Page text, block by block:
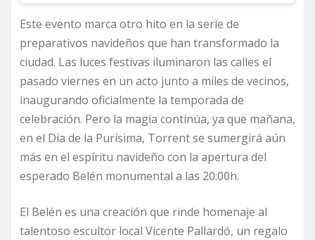
Este evento marca otro hito en la serie de
preparativos navideños que han transformado la
ciudad. Las luces festivas iluminaron las calles el
pasado viernes en un acto junto a miles de vecinos,
inaugurando oficialmente la temporada de
celebración. Pero la magia continúa, ya que mañana,
en el Día de la Purísima, Torrent se sumergirá aún
más en el espíritu navideño con la apertura del
esperado Belén monumental a las 20:00h.
El Belén es una creación que rinde homenaje al
talentoso escultor local Vicente Pallardó, un regalo